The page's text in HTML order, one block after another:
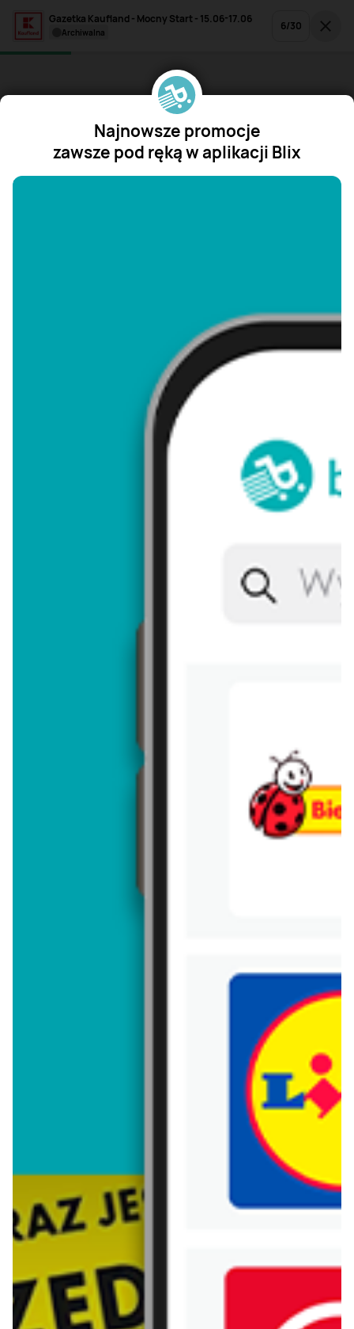
Trafiłeś na nieaktualną gazetkę
Zobacz aktualne gazetki Blix!
Gazetka Kaufland - Mocny Start - 15.06-17.06
archiwalna 6/30
Najnowsze promocje
zawsze pod ręką w aplikacji Blix
"/>